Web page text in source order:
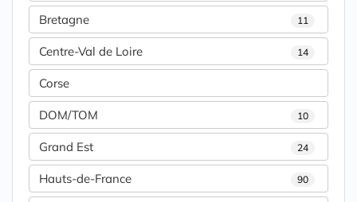
Bretagne 11
Centre-Val de Loire 14
Corse
DOM/TOM 10
Grand Est 24
Hauts-de-France 90